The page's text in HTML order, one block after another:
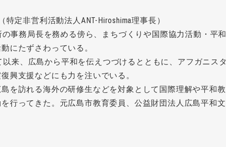
定非営利活動法人ANT-Hiroshima理事長）
事務局長を務める傍ら、まちづくりや国際協力活動・平和
にたずさわっている。
以来、広島から平和を伝えつづけるとともに、アフガニスタ
興支援などにも力を注いでいる。
を訪れる海外の研修生などを対象として国際理解や平和教
行ってきた。元広島市教育委員、公益財団法人広島平和文